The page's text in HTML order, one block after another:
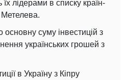
лідерами в списку країн-
Метелева.
суму інвестицій з
українських грошей з
в Україну з Кіпру